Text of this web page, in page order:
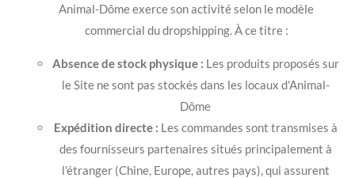
Animal-Dôme exerce son activité selon le modèle
commercial du dropshipping. À ce titre :
Absence de stock physique : Les produits proposés sur
le Site ne sont pas stockés dans les locaux d'Animal-
Dôme
Expédition directe : Les commandes sont transmises à
des fournisseurs partenaires situés principalement à
l'étranger (Chine, Europe, autres pays), qui assurent